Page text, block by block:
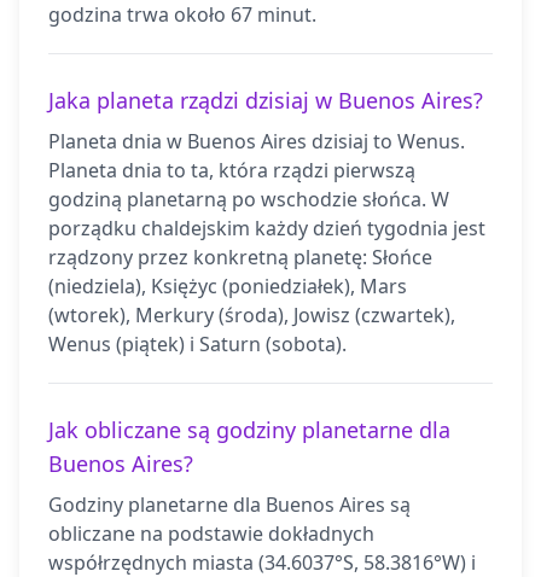
godzina trwa około 67 minut.
Jaka planeta rządzi dzisiaj w Buenos Aires?
Planeta dnia w Buenos Aires dzisiaj to Wenus.
Planeta dnia to ta, która rządzi pierwszą
godziną planetarną po wschodzie słońca. W
porządku chaldejskim każdy dzień tygodnia jest
rządzony przez konkretną planetę: Słońce
(niedziela), Księżyc (poniedziałek), Mars
(wtorek), Merkury (środa), Jowisz (czwartek),
Wenus (piątek) i Saturn (sobota).
Jak obliczane są godziny planetarne dla
Buenos Aires?
Godziny planetarne dla Buenos Aires są
obliczane na podstawie dokładnych
współrzędnych miasta (34.6037°S, 58.3816°W) i